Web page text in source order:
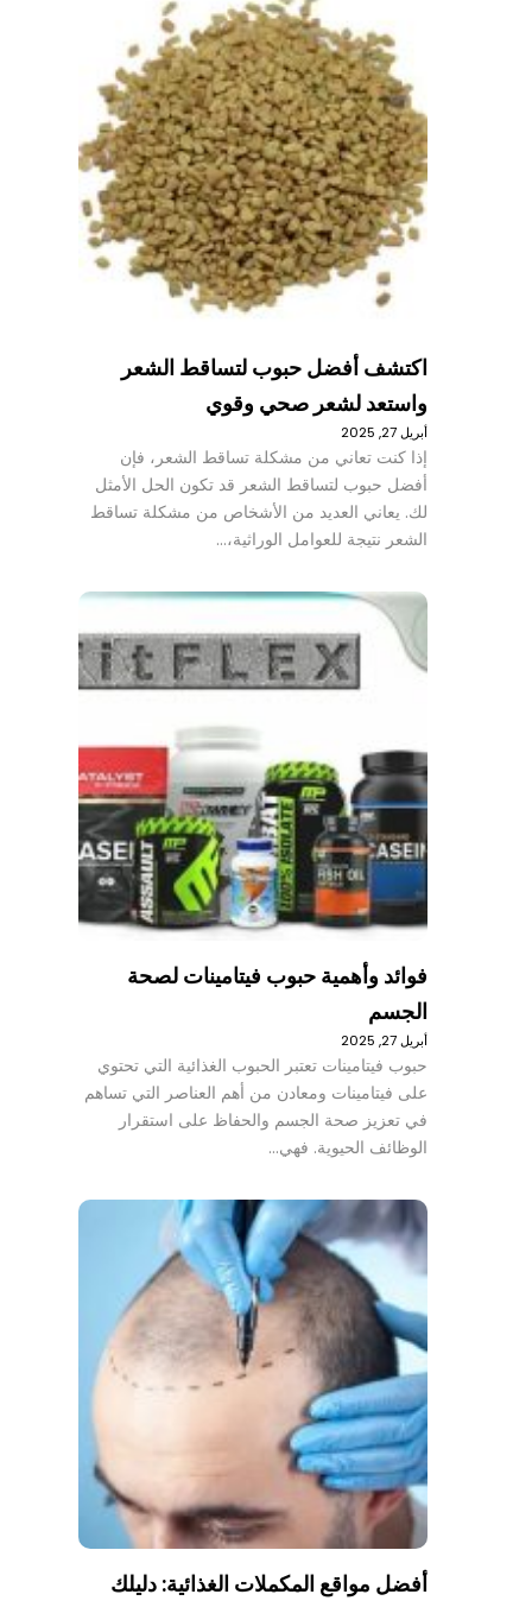
اكتشف أفضل حبوب لتساقط الشعر
واستعد لشعر صحي وقوي
أبريل 27, 2025
إذا كنت تعاني من مشكلة تساقط الشعر، فإن
أفضل حبوب لتساقط الشعر قد تكون الحل الأمثل
لك. يعاني العديد من الأشخاص من مشكلة تساقط
الشعر نتيجة للعوامل الوراثية،…
فوائد وأهمية حبوب فيتامينات لصحة
الجسم
أبريل 27, 2025
حبوب فيتامينات تعتبر الحبوب الغذائية التي تحتوي
على فيتامينات ومعادن من أهم العناصر التي تساهم
في تعزيز صحة الجسم والحفاظ على استقرار
الوظائف الحيوية. فهي…
أفضل مواقع المكملات الغذائية: دليلك